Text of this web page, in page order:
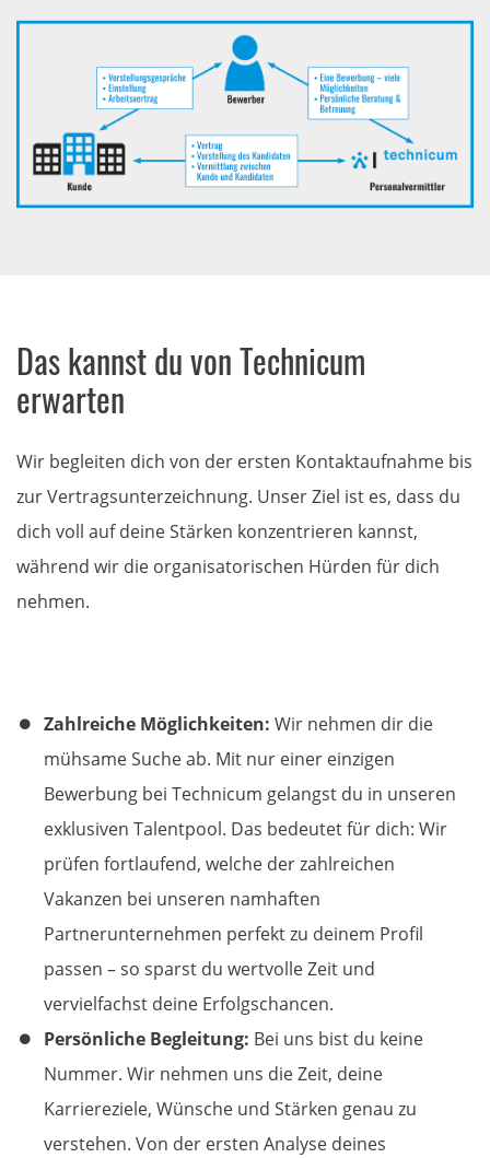
Das kannst du von Technicum
erwarten
Wir begleiten dich von der ersten Kontaktaufnahme bis
zur Vertragsunterzeichnung. Unser Ziel ist es, dass du
dich voll auf deine Stärken konzentrieren kannst,
während wir die organisatorischen Hürden für dich
nehmen.
Zahlreiche Möglichkeiten: Wir nehmen dir die
mühsame Suche ab. Mit nur einer einzigen
Bewerbung bei Technicum gelangst du in unseren
exklusiven Talentpool. Das bedeutet für dich: Wir
prüfen fortlaufend, welche der zahlreichen
Vakanzen bei unseren namhaften
Partnerunternehmen perfekt zu deinem Profil
passen – so sparst du wertvolle Zeit und
vervielfachst deine Erfolgschancen.
Persönliche Begleitung: Bei uns bist du keine
Nummer. Wir nehmen uns die Zeit, deine
Karriereziele, Wünsche und Stärken genau zu
verstehen. Von der ersten Analyse deines